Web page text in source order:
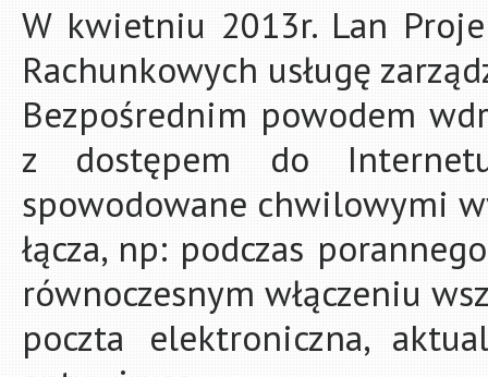
W kwietniu 2013r. Lan
Rachunkowych usługę
Bezpośrednim powodem
z dostępem do
spowodowane chwilowymi
łącza, np: podczas
równoczesnym włączeniu
poczta elektroniczna,